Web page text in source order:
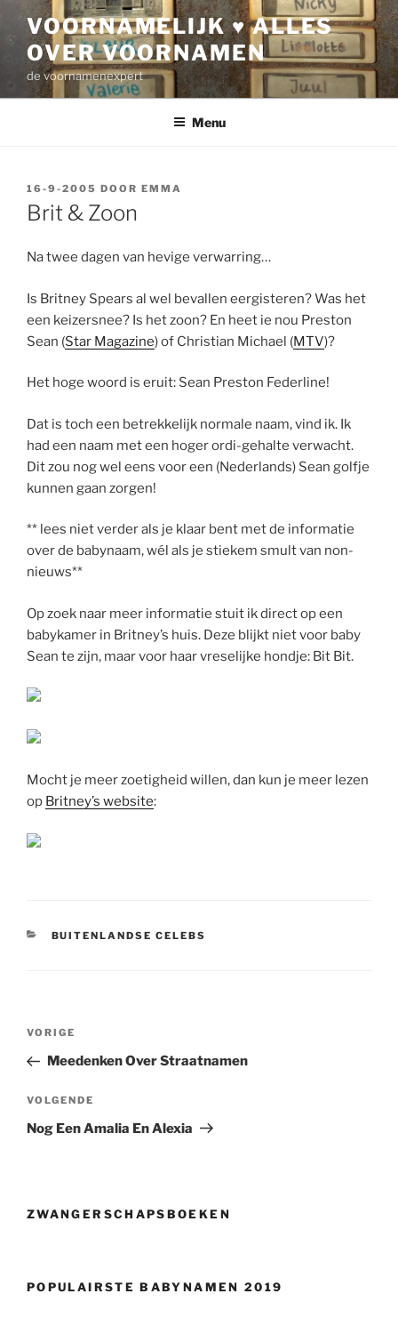
inhoud
VOORNAMELIJK ♥ ALLES
OVER VOORNAMEN
de voornamenexpert
Menu
GEPLAATST
OP
16-9-2005 DOOR EMMA
Brit & Zoon
Na twee dagen van hevige verwarring…
Is Britney Spears al wel bevallen eergisteren? Was het
een keizersnee? Is het zoon? En heet ie nou Preston
Sean (Star Magazine) of Christian Michael (MTV)?
Het hoge woord is eruit: Sean Preston Federline!
Dat is toch een betrekkelijk normale naam, vind ik. Ik
had een naam met een hoger ordi-gehalte verwacht.
Dit zou nog wel eens voor een (Nederlands) Sean golfje
kunnen gaan zorgen!
** lees niet verder als je klaar bent met de informatie
over de babynaam, wél als je stiekem smult van non-
nieuws**
Op zoek naar meer informatie stuit ik direct op een
babykamer in Britney’s huis. Deze blijkt niet voor baby
Sean te zijn, maar voor haar vreselijke hondje: Bit Bit.
Mocht je meer zoetigheid willen, dan kun je meer lezen
op Britney’s website:
CATEGORIEËN
BUITENLANDSE CELEBS
Berichtnavigatie
Vorig
bericht
VORIGE
Meedenken Over Straatnamen
Volgend
bericht
VOLGENDE
Nog Een Amalia En Alexia
ZWANGERSCHAPSBOEKEN
POPULAIRSTE BABYNAMEN 2019